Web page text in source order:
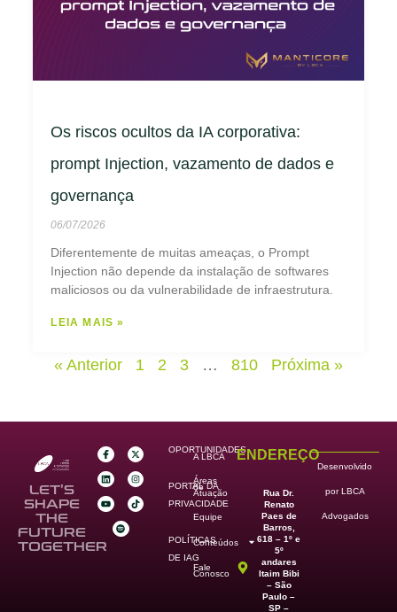
Os riscos ocultos da IA corporativa:
prompt Injection, vazamento de dados e
governança
06/07/2026
Diferentemente de muitas ameaças, o Prompt
Injection não depende da instalação de softwares
maliciosos ou da vulnerabilidade de infraestrutura.
LEIA MAIS »
« Anterior 1 2 3 … 810 Próxima »
LET’S
SHAPE
THE
FUTURE
TOGETHER
OPORTUNIDADES
PORTAL DA
PRIVACIDADE
POLÍTICAS
DE IAG
A LBCA
Áreas
de
Atuação
Equipe
Conteúdos
Fale
Conosco
ENDEREÇO
Rua Dr.
Renato
Paes de
Barros,
618 – 1º e
5º
andares
Itaim Bibi
– São
Paulo –
SP –
Desenvolvido
por LBCA
Advogados